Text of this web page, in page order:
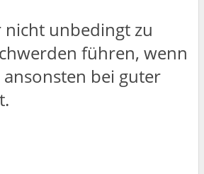
nicht unbedingt zu
führen, wenn
bei guter